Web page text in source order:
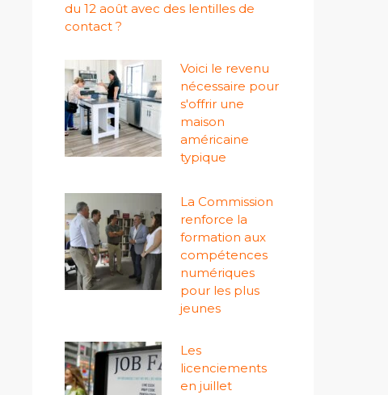
du 12 août avec des lentilles de
contact ?
Voici le revenu
nécessaire pour
s'offrir une
maison
américaine
typique
La Commission
renforce la
formation aux
compétences
numériques
pour les plus
jeunes
Les
licenciements
en juillet